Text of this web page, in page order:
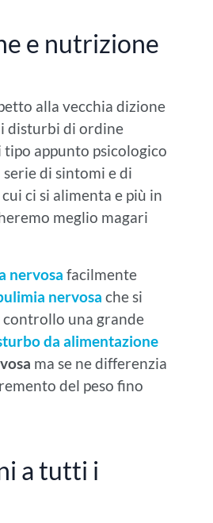
e nutrizione
alla vecchia dizione
disturbi di ordine
appunto psicologico
di sintomi e di
ci si alimenta e più in
meglio magari
nervosa facilmente
nervosa che si
controllo una grande
da alimentazione
ma se ne differenzia
del peso fino
a tutti i